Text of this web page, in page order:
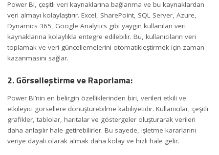
Power BI, çeşitli veri kaynaklarına bağlanma ve bu kaynaklardan
veri almayı kolaylaştırır. Excel, SharePoint, SQL Server, Azure,
Dynamics 365, Google Analytics gibi yaygın kullanılan veri
kaynaklarına kolaylıkla entegre edilebilir. Bu, kullanıcıların veri
toplamak ve veri güncellemelerini otomatikleştirmek için zaman
kazanmasını sağlar.
2. Görselleştirme ve Raporlama:
Power BI’nin en belirgin özelliklerinden biri, verileri etkili ve
etkileyici görsellere dönüştürebilme kabiliyetidir. Kullanıcılar, çeşitli
grafikler, tablolar, haritalar ve göstergeler oluşturarak verileri
daha anlaşılır hale getirebilirler. Bu sayede, işletme kararlarını
veriye dayalı olarak almak daha kolay ve hızlı hale gelir.